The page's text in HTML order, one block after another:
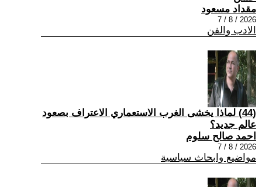
مقداد مسعود
2026 / 8 / 7
الادب والفن
(44) لماذا يخشى الغرب الاستعماري الاعتراف بصعود
عالم جديد؟
احمد صالح سلوم
2026 / 8 / 7
مواضيع وابحاث سياسية